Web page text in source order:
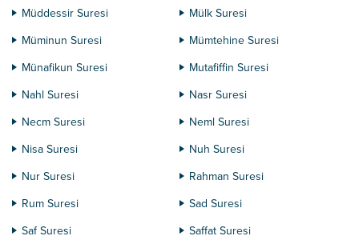
Müddessir Suresi
Mülk Suresi
Müminun Suresi
Mümtehine Suresi
Münafikun Suresi
Mutafiffin Suresi
Nahl Suresi
Nasr Suresi
Necm Suresi
Neml Suresi
Nisa Suresi
Nuh Suresi
Nur Suresi
Rahman Suresi
Rum Suresi
Sad Suresi
Saf Suresi
Saffat Suresi